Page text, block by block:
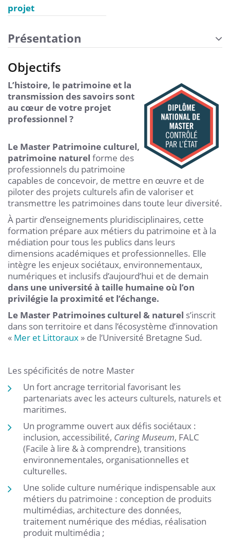
projet
Présentation
Objectifs
L’histoire, le patrimoine et la
transmission des savoirs sont
au cœur de votre projet
professionnel ?
Le Master Patrimoine culturel,
patrimoine naturel forme des
professionnels du patrimoine
capables de concevoir, de mettre en œuvre et de
piloter des projets culturels afin de valoriser et
transmettre les patrimoines dans toute leur diversité.
À partir d’enseignements pluridisciplinaires, cette
formation prépare aux métiers du patrimoine et à la
médiation pour tous les publics dans leurs
dimensions académiques et professionnelles. Elle
intègre les enjeux sociétaux, environnementaux,
numériques et inclusifs d’aujourd’hui et de demain
dans une université à taille humaine où l’on
privilégie la proximité et l’échange.
Le Master Patrimoines culturel & naturel s’inscrit
dans son territoire et dans l’écosystème d’innovation
« Mer et Littoraux » de l’Université Bretagne Sud.
Les spécificités de notre Master
Un fort ancrage territorial favorisant les
partenariats avec les acteurs culturels, naturels et
maritimes.
Un programme ouvert aux défis sociétaux :
inclusion, accessibilité, Caring Museum, FALC
(Facile à lire & à comprendre), transitions
environnementales, organisationnelles et
culturelles.
Une solide culture numérique indispensable aux
métiers du patrimoine : conception de produits
multimédias, architecture des données,
traitement numérique des médias, réalisation
produit multimédia ;